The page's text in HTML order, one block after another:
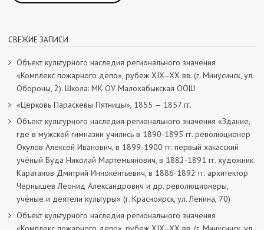
СВЕЖИЕ ЗАПИСИ
Объект культурного наследия регионального значения
«Комплекс пожарного депо», рубеж XIX–XX вв. (г. Минусинск, ул.
Обороны, 2). Школа: МК ОУ Малохабыкская ООШ
«Церковь Параскевы Пятницы», 1855 — 1857 гг.
Объект культурного наследия регионального значения «Здание,
где в мужской гимназии учились в 1890-1895 гг. революционер
Окулов Алексей Иванович, в 1899-1900 гг. первый хакасский
учёный Буда Николай Мартемьянович, в 1882-1891 гг. художник
Каратанов Дмитрий Иннокентьевич, в 1886-1892 гг. архитектор
Чернышев Леонид Александрович и др. революционеры,
учёные и деятели культуры» (г. Красноярск, ул. Ленина, 70)
Объект культурного наследия регионального значения